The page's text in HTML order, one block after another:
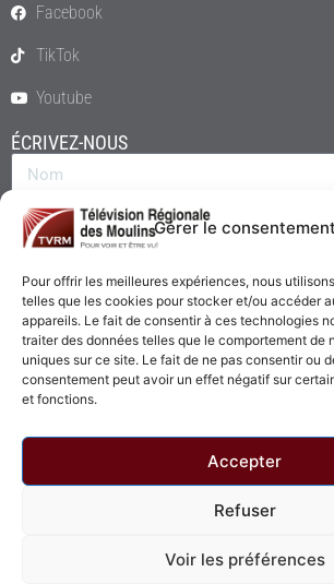
Gérer le consentement
Pour offrir les meilleures expériences, nous
telles que les cookies pour stocker et/ou accéder
appareils. Le fait de consentir à ces technologies
traiter des données telles que le comportement de
uniques sur ce site. Le fait de ne pas consentir ou
consentement peut avoir un effet négatif sur
et fonctions.
Accepter
Refuser
Voir les préférences
Facebook
TikTok
Youtube
ÉCRIVEZ-NOUS
© 2026 - Télévision Régionale des Moulins. Tous droits